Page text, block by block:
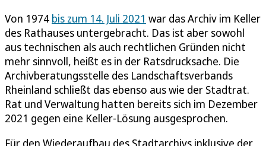
Von 1974 bis zum 14. Juli 2021 war das Archiv im Keller
des Rathauses untergebracht. Das ist aber sowohl
aus technischen als auch rechtlichen Gründen nicht
mehr sinnvoll, heißt es in der Ratsdrucksache. Die
Archivberatungsstelle des Landschaftsverbands
Rheinland schließt das ebenso aus wie der Stadtrat.
Rat und Verwaltung hatten bereits sich im Dezember
2021 gegen eine Keller-Lösung ausgesprochen.
Für den Wiederaufbau des Stadtarchivs inklusive der